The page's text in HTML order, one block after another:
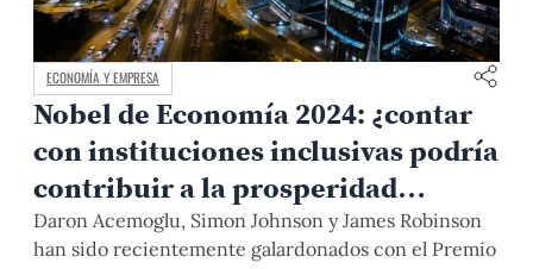
ECONOMÍA Y EMPRESA
Nobel de Economía 2024: ¿contar
con instituciones inclusivas podría
contribuir a la prosperidad
peruana?
Daron Acemoglu, Simon Johnson y James Robinson
han sido recientemente galardonados con el Premio